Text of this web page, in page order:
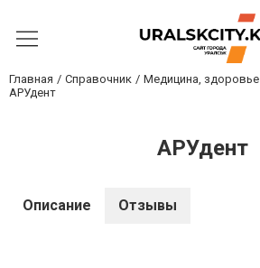
Главная Справочник Медицина, здоровье
АРУдент
АРУдент
Описание Отзывы